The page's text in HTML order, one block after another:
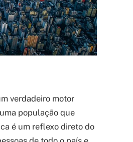
verdadeiro motor
população que
é um reflexo direto do